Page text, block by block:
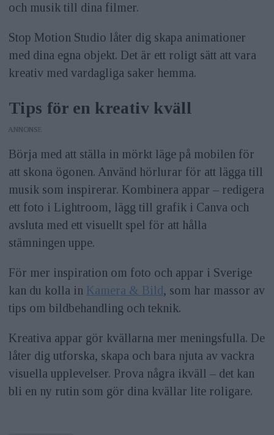
och musik till dina filmer.
Stop Motion Studio låter dig skapa animationer
med dina egna objekt. Det är ett roligt sätt att vara
kreativ med vardagliga saker hemma.
Tips för en kreativ kväll
ANNONS
Börja med att ställa in mörkt läge på mobilen för
att skona ögonen. Använd hörlurar för att lägga till
musik som inspirerar. Kombinera appar – redigera
ett foto i Lightroom, lägg till grafik i Canva och
avsluta med ett visuellt spel för att hålla
stämningen uppe.
För mer inspiration om foto och appar i Sverige
kan du kolla in Kamera & Bild, som har massor av
tips om bildbehandling och teknik.
Kreativa appar gör kvällarna mer meningsfulla. De
låter dig utforska, skapa och bara njuta av vackra
visuella upplevelser. Prova några ikväll – det kan
bli en ny rutin som gör dina kvällar lite roligare.